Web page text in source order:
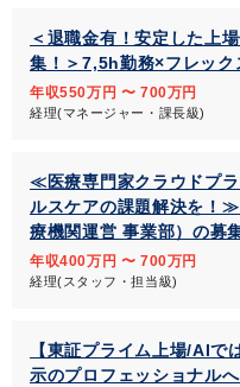
＜退職金有！安定した上
集！＞7,5h勤務×フレック
年収550万円 〜 700万円
経理(マネージャー・課長級)
≪医療専門家クラウドプ
ルスケアの課題解決を！
療機関運営 事業部）の募
年収400万円 〜 700万円
経理(スタッフ・担当級)
【東証プライム上場/AIで
示のプロフェッショナル